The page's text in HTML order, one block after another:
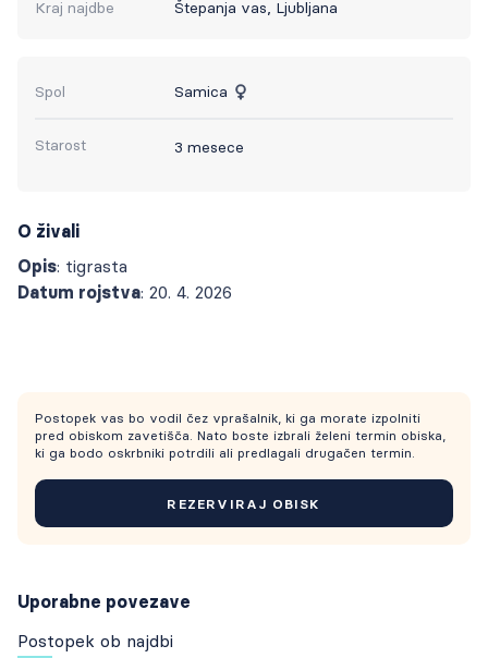
Kraj najdbe Štepanja vas, Ljubljana
Spol Samica
Starost 3 mesece
O živali
Opis: tigrasta
Datum rojstva: 20. 4. 2026
Postopek vas bo vodil čez vprašalnik, ki ga morate izpolniti
pred obiskom zavetišča. Nato boste izbrali želeni termin obiska,
ki ga bodo oskrbniki potrdili ali predlagali drugačen termin.
REZERVIRAJ OBISK
Uporabne povezave
Postopek ob najdbi